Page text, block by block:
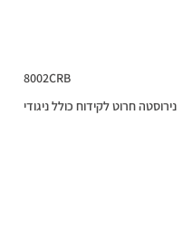
8002CRB
נירוסטה חרוט לקידוח כולל ניגודי